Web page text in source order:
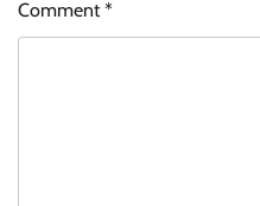
Comment*